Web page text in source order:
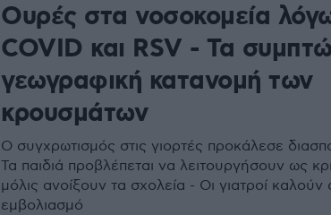
Ουρές στα νοσοκομεία
COVID και RSV - Τα
γεωγραφική κατανομή των
κρουσμάτων
Ο συγχρωτισμός στις γιορτές προκάλεσε
Τα παιδιά προβλέπεται να λειτουργήσουν ως
μόλις ανοίξουν τα σχολεία - Οι γιατροί
εμβολιασμό